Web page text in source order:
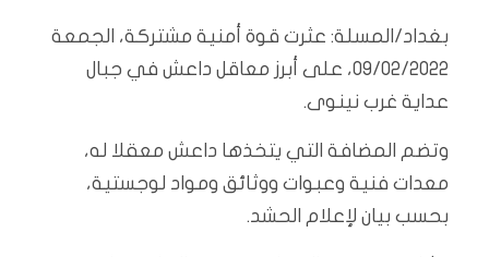
بغداد/المسلة: عثرت قوة أمنية مشتركة، الجمعة
09/02/2022، على أبرز معاقل داعش في جبال
عداية غرب نينوى.
وتضم المضافة التي يتخذها داعش معقلا له،
معدات فنية وعبوات ووثائق ومواد لوجستية،
بحسب بيان لإعلام الحشد.